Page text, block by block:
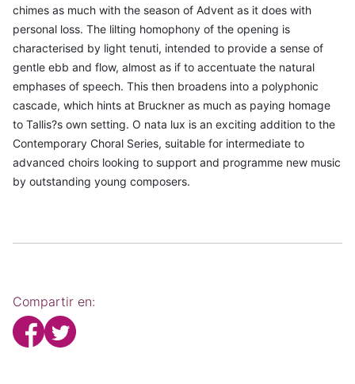
chimes as much with the season of Advent as it does with
personal loss. The lilting homophony of the opening is
characterised by light tenuti, intended to provide a sense of
gentle ebb and flow, almost as if to accentuate the natural
emphases of speech. This then broadens into a polyphonic
cascade, which hints at Bruckner as much as paying homage
to Tallis?s own setting. O nata lux is an exciting addition to the
Contemporary Choral Series, suitable for intermediate to
advanced choirs looking to support and programme new music
by outstanding young composers.
Compartir en: